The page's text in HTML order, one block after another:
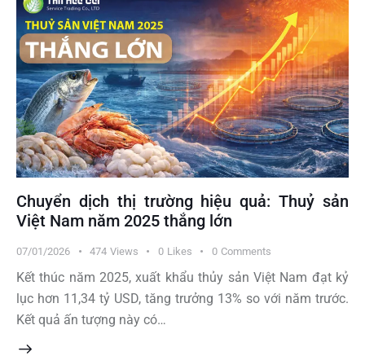
Chuyển dịch thị trường hiệu quả: Thuỷ sản
Việt Nam năm 2025 thắng lớn
07/01/2026 474 Views 0 Likes 0 Comments
Kết thúc năm 2025, xuất khẩu thủy sản Việt Nam đạt kỷ
lục hơn 11,34 tỷ USD, tăng trưởng 13% so với năm trước.
Kết quả ấn tượng này có…